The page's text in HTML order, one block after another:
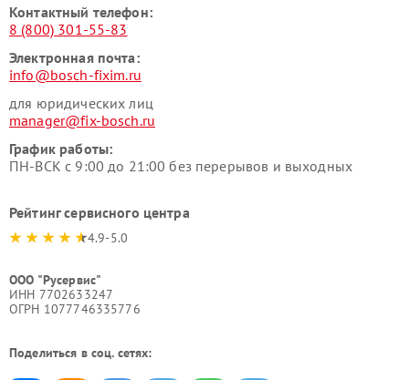
Контактный телефон:
8 (800) 301-55-83
Электронная почта:
info@bosch-fixim.ru
для юридических лиц
manager@fix-bosch.ru
График работы:
ПН-ВСК с 9:00 до 21:00 без перерывов и выходных
Рейтинг сервисного центра
4.9-5.0
ООО "Русервис"
ИНН 7702633247
ОГРН 1077746335776
Поделиться в соц. сетях: